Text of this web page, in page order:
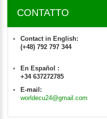
CONTATTO
Contact in English:
(+48) 792 797 344
En Español :
+34 637272785
E-mail:
worldecu24@gmail.com